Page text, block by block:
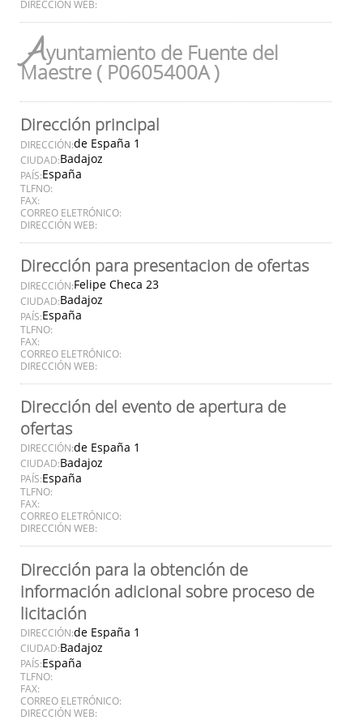
DIRECCIÓN WEB:
Ayuntamiento de Fuente del
Maestre ( P0605400A )
Dirección principal
DIRECCIÓN:de España 1
CIUDAD:Badajoz
PAÍS:España
TLFNO:
FAX:
CORREO ELETRÓNICO:
DIRECCIÓN WEB:
Dirección para presentacion de ofertas
DIRECCIÓN:Felipe Checa 23
CIUDAD:Badajoz
PAÍS:España
TLFNO:
FAX:
CORREO ELETRÓNICO:
DIRECCIÓN WEB:
Dirección del evento de apertura de
ofertas
DIRECCIÓN:de España 1
CIUDAD:Badajoz
PAÍS:España
TLFNO:
FAX:
CORREO ELETRÓNICO:
DIRECCIÓN WEB:
Dirección para la obtención de
información adicional sobre proceso de
licitación
DIRECCIÓN:de España 1
CIUDAD:Badajoz
PAÍS:España
TLFNO:
FAX:
CORREO ELETRÓNICO:
DIRECCIÓN WEB: